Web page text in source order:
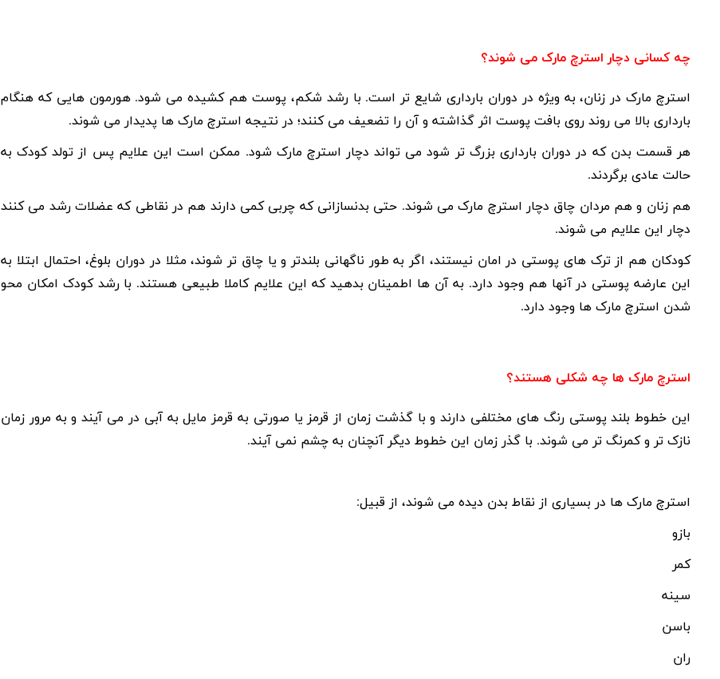
چه کسانی دچار استرچ مارک می شوند؟
استرچ مارک در زنان، به ویژه در دوران بارداری شایع تر است. با رشد شکم، پوست هم کشیده می شود. هورمون هایی که هنگام
بارداری بالا می روند روی بافت پوست اثر گذاشته و آن را تضعیف می کنند؛ در نتیجه استرچ مارک ها پدیدار می شوند.
هر قسمت بدن که در دوران بارداری بزرگ تر شود می تواند دچار استرچ مارک شود. ممکن است این علایم پس از تولد کودک به
حالت عادی برگردند.
هم زنان و هم مردان چاق دچار استرچ مارک می شوند. حتی بدنسازانی که چربی کمی دارند هم در نقاطی که عضلات رشد می کنند
دچار این علایم می شوند.
کودکان هم از ترک های پوستی در امان نیستند، اگر به طور ناگهانی بلندتر و یا چاق تر شوند، مثلا در دوران بلوغ، احتمال ابتلا به
این عارضه پوستی در آنها هم وجود دارد. به آن ها اطمینان بدهید که این علایم کاملا طبیعی هستند. با رشد کودک امکان محو
شدن استرچ مارک ها وجود دارد.
استرچ مارک ها چه شکلی هستند؟
این خطوط بلند پوستی رنگ های مختلفی دارند و با گذشت زمان از قرمز یا صورتی به قرمز مایل به آبی در می آیند و به مرور زمان
نازک تر و کمرنگ تر می شوند. با گذر زمان این خطوط دیگر آنچنان به چشم نمی آیند.
استرچ مارک ها در بسیاری از نقاط بدن دیده می شوند، از قبیل:
بازو
کمر
سینه
باسن
ران